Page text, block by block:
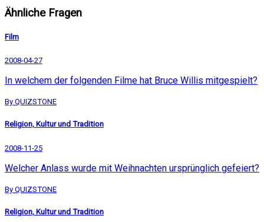
Ähnliche Fragen
Film
2008-04-27
In welchem der folgenden Filme hat Bruce Willis mitgespielt?
By QUIZSTONE
Religion, Kultur und Tradition
2008-11-25
Welcher Anlass wurde mit Weihnachten ursprünglich gefeiert?
By QUIZSTONE
Religion, Kultur und Tradition